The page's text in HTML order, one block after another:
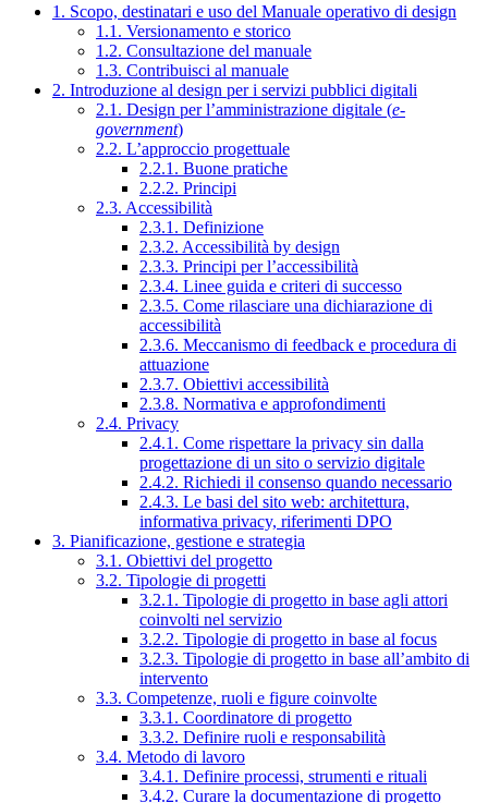
1. Scopo, destinatari e uso del Manuale operativo di design
1.1. Versionamento e storico
1.2. Consultazione del manuale
1.3. Contribuisci al manuale
2. Introduzione al design per i servizi pubblici digitali
2.1. Design per l’amministrazione digitale (e-
government)
2.2. L’approccio progettuale
2.2.1. Buone pratiche
2.2.2. Principi
2.3. Accessibilità
2.3.1. Definizione
2.3.2. Accessibilità by design
2.3.3. Principi per l’accessibilità
2.3.4. Linee guida e criteri di successo
2.3.5. Come rilasciare una dichiarazione di
accessibilità
2.3.6. Meccanismo di feedback e procedura di
attuazione
2.3.7. Obiettivi accessibilità
2.3.8. Normativa e approfondimenti
2.4. Privacy
2.4.1. Come rispettare la privacy sin dalla
progettazione di un sito o servizio digitale
2.4.2. Richiedi il consenso quando necessario
2.4.3. Le basi del sito web: architettura,
informativa privacy, riferimenti DPO
3. Pianificazione, gestione e strategia
3.1. Obiettivi del progetto
3.2. Tipologie di progetti
3.2.1. Tipologie di progetto in base agli attori
coinvolti nel servizio
3.2.2. Tipologie di progetto in base al focus
3.2.3. Tipologie di progetto in base all’ambito di
intervento
3.3. Competenze, ruoli e figure coinvolte
3.3.1. Coordinatore di progetto
3.3.2. Definire ruoli e responsabilità
3.4. Metodo di lavoro
3.4.1. Definire processi, strumenti e rituali
3.4.2. Curare la documentazione di progetto